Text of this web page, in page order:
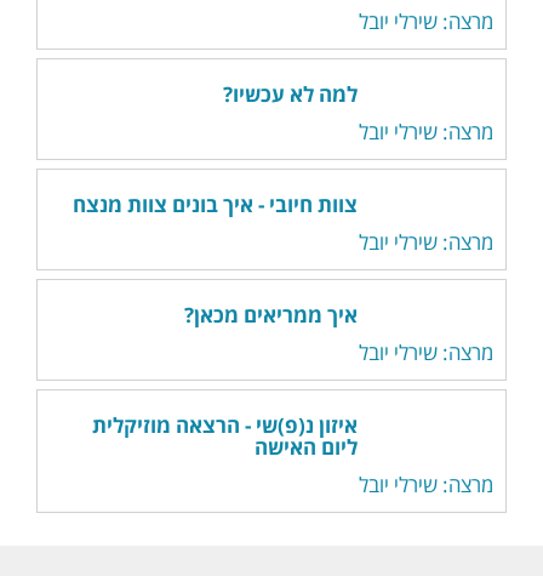
מרצה: שירלי יובל
למה לא עכשיו?
מרצה: שירלי יובל
צוות חיובי - איך בונים צוות מנצח
מרצה: שירלי יובל
איך ממריאים מכאן?
מרצה: שירלי יובל
איזון נ(פ)שי - הרצאה מוזיקלית
ליום האישה
מרצה: שירלי יובל